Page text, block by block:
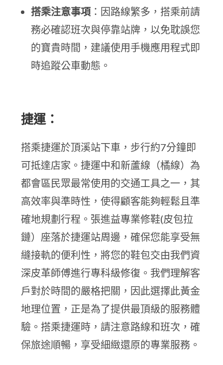
搭乘注意事項 ：因路線繁多，搭乘前請
務必確認班次與停靠站牌，以免耽誤您
的寶貴時間，建議使用手機應用程式即
時追蹤公車動態。
捷運：
搭乘捷運於頂溪站下車，步行約7分鐘即
可抵達店家。捷運中和新蘆線（橘線）為
都會區民眾最常使用的交通工具之一，其
高效率與準時性，使得顧客能夠輕鬆且準
確地規劃行程。張進益專業修鞋(皮包拉
鏈）座落於捷運站周邊，確保您能享受無
縫接軌的便利性，將您的鞋包交由我們資
深皮革師傅進行專科級修復。我們理解客
戶對於時間的嚴格把關，因此選擇此黃金
地理位置，正是為了提供最頂級的服務體
驗。搭乘捷運時，請注意路線和班次，確
保旅途順暢，享受細緻還原的專業服務。